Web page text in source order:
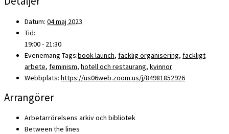
Datum: 04 maj 2023
Tid:
19:00 - 21:30
Evenemang Tags:book launch, facklig organisering, fackligt
arbete, feminism, hotell och restaurang, kvinnor
Webbplats: https://us06web.zoom.us/j/84981852926
Arrangörer
Arbetarrörelsens arkiv och bibliotek
Between the lines